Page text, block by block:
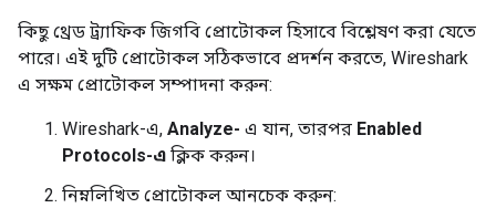
কিছু থ্রেড ট্র্যাফিক জিগবি প্রোটোকল হিসাবে বিশ্লেষণ করা যেতে
পারে। এই দুটি প্রোটোকল সঠিকভাবে প্রদর্শন করতে, Wireshark
এ সক্ষম প্রোটোকল সম্পাদনা করুন:
Wireshark-এ, Analyze- এ যান, তারপর Enabled
Protocols-এ ক্লিক করুন।
নিম্নলিখিত প্রোটোকল আনচেক করুন: